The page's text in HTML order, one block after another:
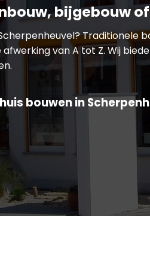
bijgebouw
Traditionele
van A tot Z. Wij
bouwen in